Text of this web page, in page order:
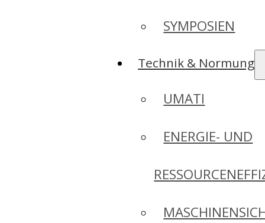
SYMPOSIEN
Technik & Normung
UMATI
ENERGIE- UND